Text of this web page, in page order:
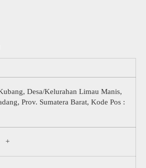
Desa/Kelurahan Limau Manis,
Prov. Sumatera Barat, Kode Pos :
+